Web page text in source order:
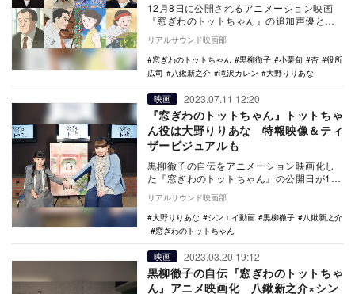
12月8日に公開されるアニメーション映画
『窓ぎわのトットちゃん』の追加声優とし
て、役所広司、小栗旬、杏、滝沢カレンの
出演が発表さ…
リアルサウンド映画部
窓ぎわのトットちゃん
黒柳徹子 小栗旬 杏
役所
広司
八鍬新之介 滝沢カレン 大野りりあな
映画 2023.07.11 12:20
『窓ぎわのトットちゃん』トットちゃ
ん役は大野りりあな 特報映像＆ティ
ザービジュアルも
黒柳徹子の自伝をアニメーション映画化し
た『窓ぎわのトットちゃん』の公開日が12
月8日に決定し、トットちゃん役に大野りり
あなが決定…
リアルサウンド映画部
大野りりあな
シンエイ動画 黒柳徹子
八鍬新之介
窓ぎわのトットちゃん
映画 2023.03.20 19:12
黒柳徹子の自伝『窓ぎわのトットちゃ
ん』アニメ映画化 八鍬新之介×シン